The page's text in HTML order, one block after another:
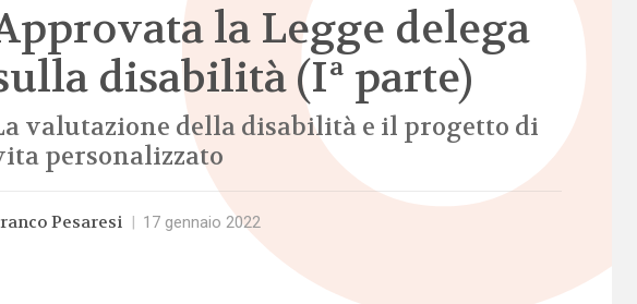
la Legge delega
disabilità (Iª parte)
valutazione della disabilità e il progetto di
personalizzato
Pesaresi 17 gennaio 2022